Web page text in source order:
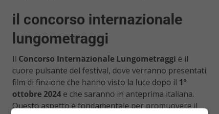
il concorso internazionale
lungometraggi
Il Concorso Internazionale Lungometraggi è il
cuore pulsante del festival, dove verranno presentati
film di finzione che hanno visto la luce dopo il 1°
ottobre 2024 e che saranno in anteprima italiana.
Questo aspetto è fondamentale per promuovere il